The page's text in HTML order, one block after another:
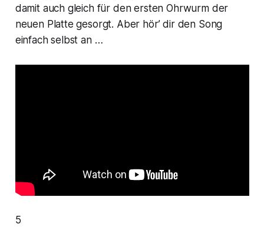
damit auch gleich für den ersten Ohrwurm der
neuen Platte gesorgt. Aber hör’ dir den Song
einfach selbst an …
5